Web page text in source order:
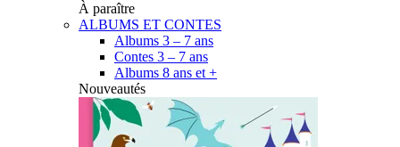
À paraître
ALBUMS ET CONTES
Albums 3 – 7 ans
Contes 3 – 7 ans
Albums 8 ans et +
Nouveautés